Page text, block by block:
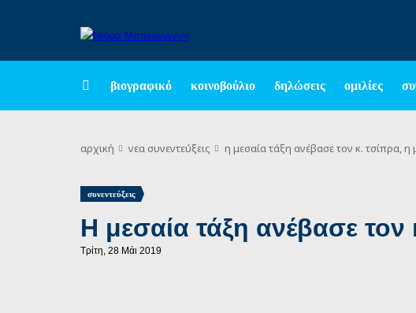
βιογραφικό κοινοβούλιο δηλώσεις ομιλίες
αρχική νεα συνεντεύξεις η μεσαία τάξη ανέβασε τον κ. τσίπρα, η
συνεντεύξεις
Η μεσαία τάξη ανέβασε
Τρίτη, 28 Μάι 2019